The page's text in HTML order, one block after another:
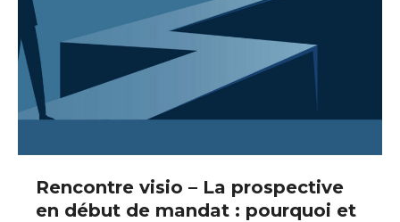
Rencontre visio – La prospective
en début de mandat : pourquoi et